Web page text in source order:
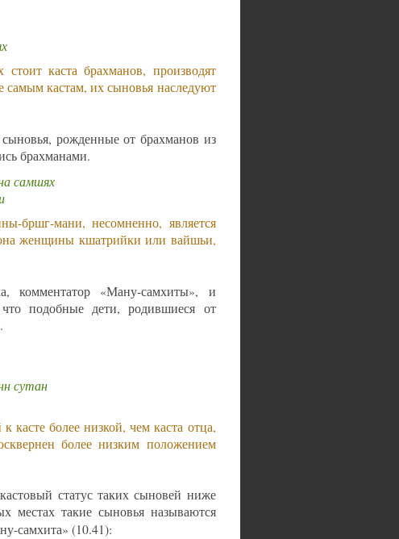
каста брахманов, производят
кастам, их сыновья наследуют
рожденные от брахманов из
брахманами.
самшях
бршг-мани, несомненно, является
женщины кшатрийки или вайшьи,
комментатор «Ману-самхиты», и
подобные дети, родившиеся от
сутан
более низкой, чем каста отца,
более низким положением
статус таких сыновей ниже
местах такие сыновья называются
самхита» (10.41):